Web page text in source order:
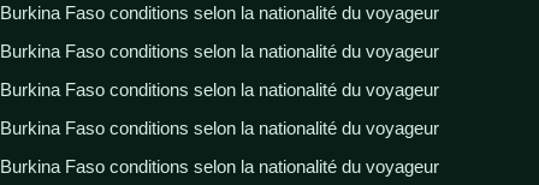
Burkina Faso conditions selon la nationalité du voyageur
Burkina Faso conditions selon la nationalité du voyageur
Burkina Faso conditions selon la nationalité du voyageur
Burkina Faso conditions selon la nationalité du voyageur
Burkina Faso conditions selon la nationalité du voyageur